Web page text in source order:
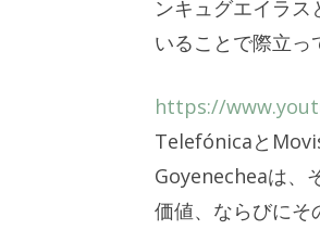
ンキュグエイラ
いることで際立っ
https://
Telefónicaと
Goyenecheaは、
価値、ならびにそ